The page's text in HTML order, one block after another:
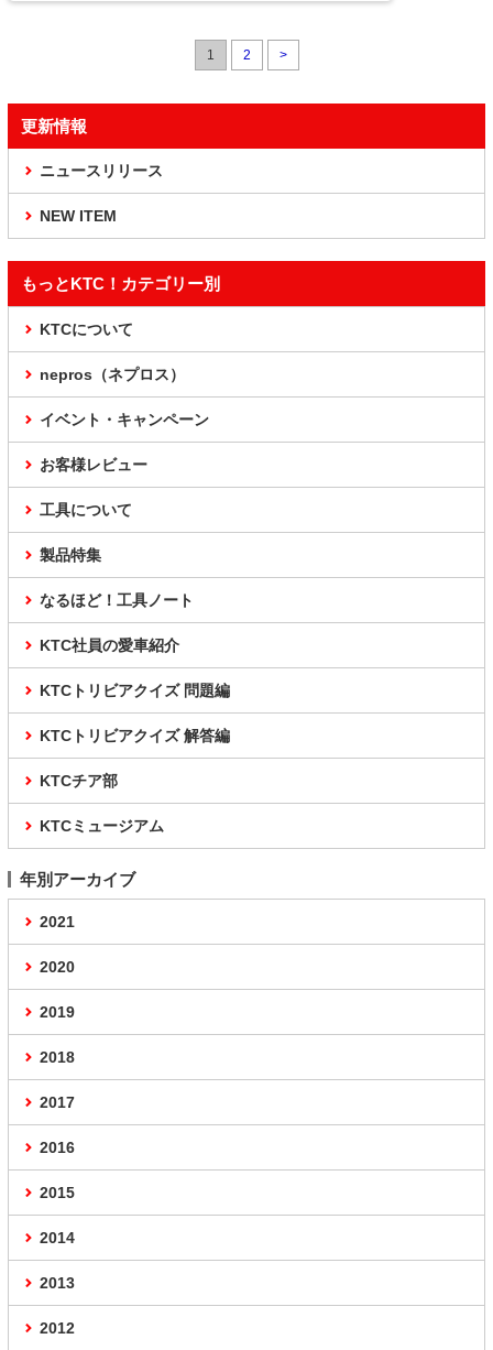
1 2 >
更新情報
ニュースリリース
NEW ITEM
もっとKTC！カテゴリー別
KTCについて
nepros（ネプロス）
イベント・キャンペーン
お客様レビュー
工具について
製品特集
なるほど！工具ノート
KTC社員の愛車紹介
KTCトリビアクイズ 問題編
KTCトリビアクイズ 解答編
KTCチア部
KTCミュージアム
年別アーカイブ
2021
2020
2019
2018
2017
2016
2015
2014
2013
2012